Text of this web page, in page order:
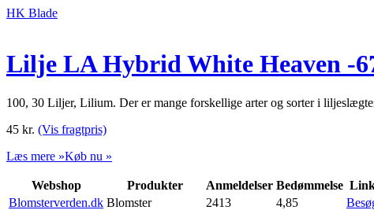
HK Blade
Lilje LA Hybrid White Heaven
100, 30 Liljer, Lilium. Der er mange forskellige arter og sorter i
45 kr. (Vis fragtpris)
Læs mere »Køb nu »
Webshop Produkter Anmeldelser Bedømmelse
Blomsterverden.dk Blomster 2413 4,85